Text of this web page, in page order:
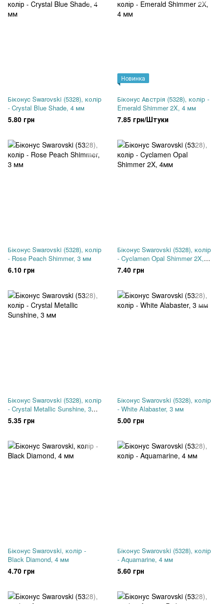
Біконус Swarovski (5328), колір
- Crystal Blue Shade, 4 мм
5.80 грн
Новинка
Біконус Австрія (5328), колір -
Emerald Shimmer 2X, 4 мм
7.85 грн/Штуки
Біконус Swarovski (5328), колір
- Rose Peach Shimmer, 3 мм
6.10 грн
Біконус Swarovski (5328), колір
- Cyclamen Opal Shimmer 2X,
4мм
7.40 грн
Біконус Swarovski (5328), колір
- Crystal Metallic Sunshine, 3
мм
5.35 грн
Біконус Swarovski (5328), колір
- White Alabaster, 3 мм
5.00 грн
Біконус Swarovski, колір -
Black Diamond, 4 мм
4.70 грн
Біконус Swarovski (5328), колір
- Aquamarine, 4 мм
5.60 грн